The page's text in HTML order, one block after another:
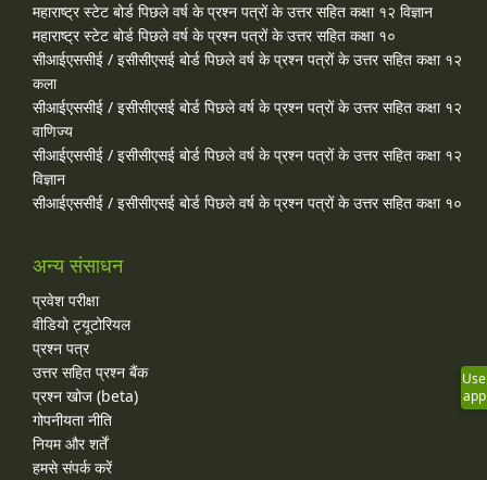
महाराष्ट्र स्टेट बोर्ड पिछले वर्ष के प्रश्न पत्रों के उत्तर सहित कक्षा १२ विज्ञान
महाराष्ट्र स्टेट बोर्ड पिछले वर्ष के प्रश्न पत्रों के उत्तर सहित कक्षा १०
सीआईएससीई / इसीसीएसई बोर्ड पिछले वर्ष के प्रश्न पत्रों के उत्तर सहित कक्षा १२
कला
सीआईएससीई / इसीसीएसई बोर्ड पिछले वर्ष के प्रश्न पत्रों के उत्तर सहित कक्षा १२
वाणिज्य
सीआईएससीई / इसीसीएसई बोर्ड पिछले वर्ष के प्रश्न पत्रों के उत्तर सहित कक्षा १२
विज्ञान
सीआईएससीई / इसीसीएसई बोर्ड पिछले वर्ष के प्रश्न पत्रों के उत्तर सहित कक्षा १०
अन्य संसाधन
प्रवेश परीक्षा
वीडियो ट्यूटोरियल
प्रश्न पत्र
उत्तर सहित प्रश्न बैंक
प्रश्न खोज (beta)
गोपनीयता नीति
नियम और शर्तें
हमसे संपर्क करें
Use
app